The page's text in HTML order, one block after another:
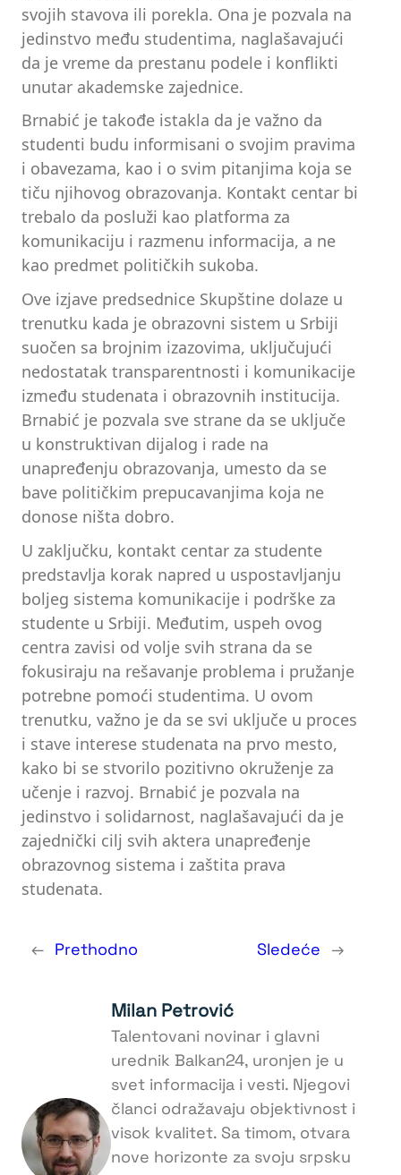
svojih stavova ili porekla. Ona je pozvala na
jedinstvo među studentima, naglašavajući
da je vreme da prestanu podele i konflikti
unutar akademske zajednice.
Brnabić je takođe istakla da je važno da
studenti budu informisani o svojim pravima
i obavezama, kao i o svim pitanjima koja se
tiču njihovog obrazovanja. Kontakt centar bi
trebalo da posluži kao platforma za
komunikaciju i razmenu informacija, a ne
kao predmet političkih sukoba.
Ove izjave predsednice Skupštine dolaze u
trenutku kada je obrazovni sistem u Srbiji
suočen sa brojnim izazovima, uključujući
nedostatak transparentnosti i komunikacije
između studenata i obrazovnih institucija.
Brnabić je pozvala sve strane da se uključe
u konstruktivan dijalog i rade na
unapređenju obrazovanja, umesto da se
bave političkim prepucavanjima koja ne
donose ništa dobro.
U zaključku, kontakt centar za studente
predstavlja korak napred u uspostavljanju
boljeg sistema komunikacije i podrške za
studente u Srbiji. Međutim, uspeh ovog
centra zavisi od volje svih strana da se
fokusiraju na rešavanje problema i pružanje
potrebne pomoći studentima. U ovom
trenutku, važno je da se svi uključe u proces
i stave interese studenata na prvo mesto,
kako bi se stvorilo pozitivno okruženje za
učenje i razvoj. Brnabić je pozvala na
jedinstvo i solidarnost, naglašavajući da je
zajednički cilj svih aktera unapređenje
obrazovnog sistema i zaštita prava
studenata.
← Prethodno Sledeće →
Milan Petrović
Talentovani novinar i glavni
urednik Balkan24, uronjen je u
svet informacija i vesti. Njegovi
članci odražavaju objektivnost i
visok kvalitet. Sa timom, otvara
nove horizonte za svoju srpsku